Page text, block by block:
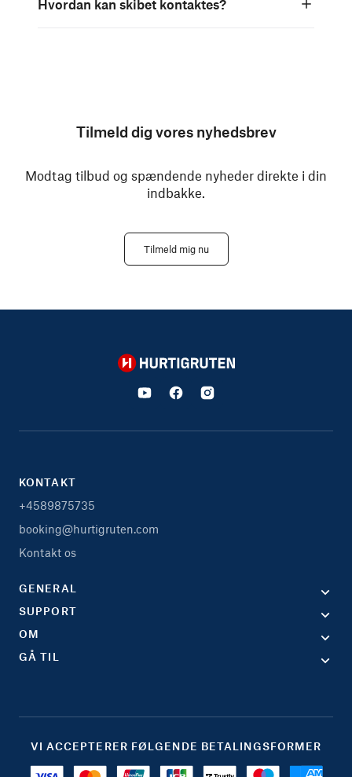
Hvordan kan skibet kontaktes?
Tilmeld dig vores nyhedsbrev
Modtag tilbud og spændende nyheder direkte i din
indbakke.
Tilmeld mig nu
Hurtigruten
KONTAKT
+4589875735
booking@hurtigruten.com
Kontakt os
GENERAL
SUPPORT
OM
GÅ TIL
VI ACCEPTERER FØLGENDE BETALINGSFORMER